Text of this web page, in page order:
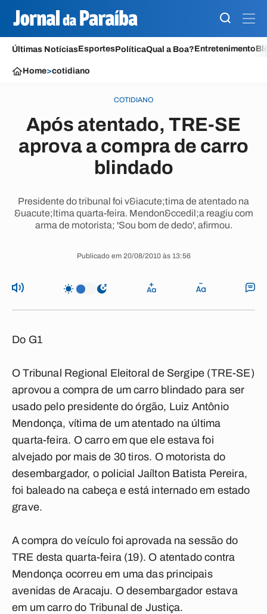
Últimas NotíciasEsportesPolíticaQual a Boa?Entretenimento
Home>cotidiano
COTIDIANO
Após atentado, TRE-SE
aprova a compra de carro
blindado
Presidente do tribunal foi v&iacute;tima de atentado na
&uacute;ltima quarta-feira. Mendon&ccedil;a reagiu com
arma de motorista; 'Sou bom de dedo', afirmou.
Publicado em 20/08/2010 às 13:56
Do G1
O Tribunal Regional Eleitoral de Sergipe (TRE-SE)
aprovou a compra de um carro blindado para ser
usado pelo presidente do órgão, Luiz Antônio
Mendonça, vítima de um atentado na última
quarta-feira. O carro em que ele estava foi
alvejado por mais de 30 tiros. O motorista do
desembargador, o policial Jaílton Batista Pereira,
foi baleado na cabeça e está internado em estado
grave.
A compra do veículo foi aprovada na sessão do
TRE desta quarta-feira (19). O atentado contra
Mendonça ocorreu em uma das principais
avenidas de Aracaju. O desembargador estava
em um carro do Tribunal de Justiça.